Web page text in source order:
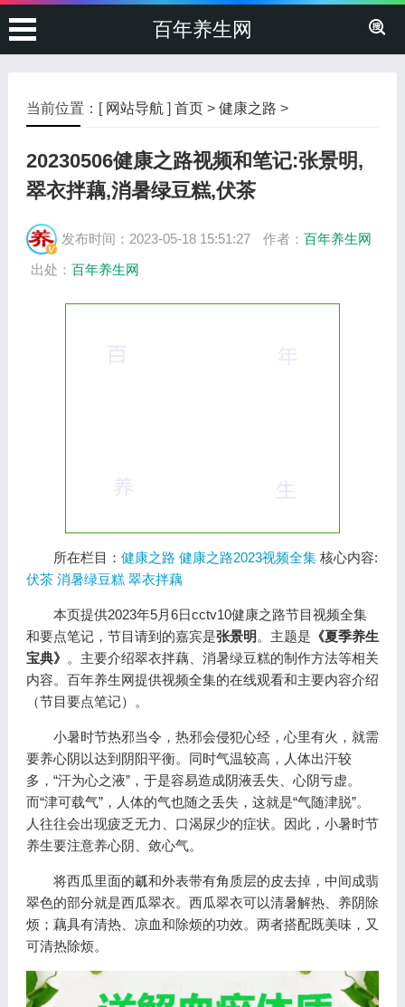
百年养生网
当前位置：[ 网站导航 ] 首页> 健康之路 >
20230506健康之路视频和笔记:张景明,
翠衣拌藕,消暑绿豆糕,伏茶
发布时间：2023-05-18 15:51:27 作者： 百年养生网
出处： 百年养生网
所在栏目： 健康之路 健康之路2023视频全集核心内容:
伏茶 消暑绿豆糕 翠衣拌藕
本页提供2023年5月6日cctv10健康之路节目视频全集
和要点笔记，节目请到的嘉宾是张景明 。主题是 《夏季养生
宝典》 。主要介绍翠衣拌藕、消暑绿豆糕的制作方法等相关
内容。百年养生网提供视频全集的在线观看和主要内容介绍
（节目要点笔记）。
小暑时节热邪当令，热邪会侵犯心经，心里有火，就需
要养心阴以达到阴阳平衡。同时气温较高，人体出汗较
多，“汗为心之液”，于是容易造成阴液丢失、心阴亏虚。
而“津可载气”，人体的气也随之丢失，这就是“气随津脱”。
人往往会出现疲乏无力、口渴尿少的症状。因此，小暑时节
养生要注意养心阴、敛心气。
将西瓜里面的瓤和外表带有角质层的皮去掉，中间成翡
翠色的部分就是西瓜翠衣。西瓜翠衣可以清暑解热、养阴除
烦；藕具有清热、凉血和除烦的功效。两者搭配既美味，又
可清热除烦。